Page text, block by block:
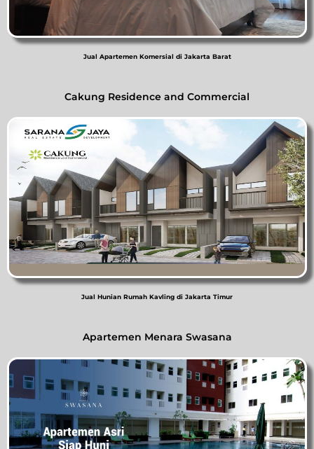
Jual Apartemen Komersial di Jakarta Barat
Cakung Residence and Commercial
Jual Hunian Rumah Kavling di Jakarta Timur
Apartemen Menara Swasana